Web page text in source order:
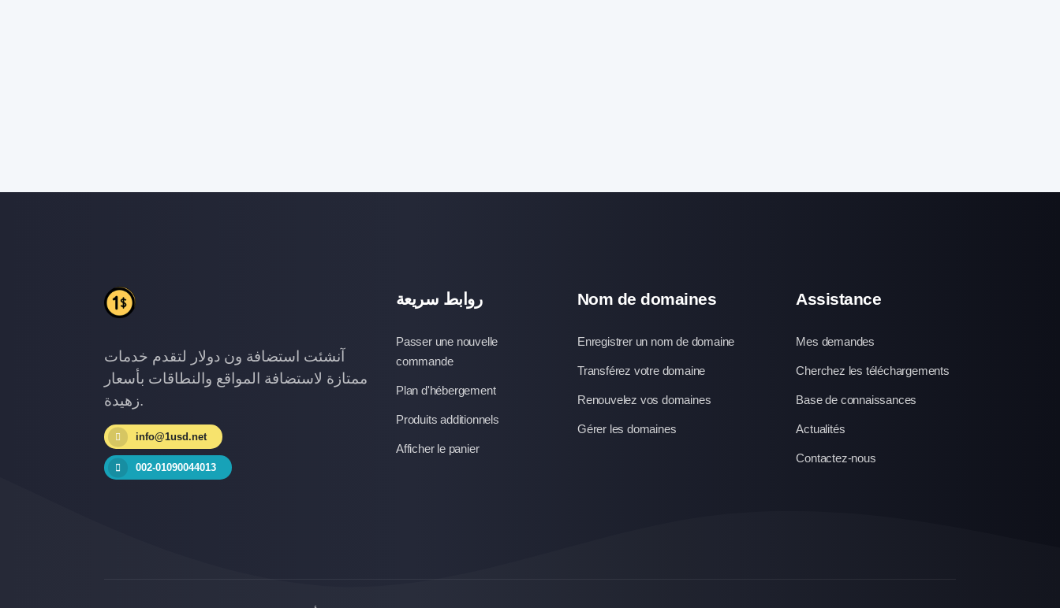
آنشئت استضافة ون دولار لتقدم خدمات
ممتازة لاستضافة المواقع والنطاقات بأسعار
زهيدة.
info@1usd.net
002-01090044013
روابط سريعة
Passer une nouvelle
commande
Plan d'hébergement
Produits additionnels
Afficher le panier
Nom de domaines
Enregistrer un nom de domaine
Transférez votre domaine
Renouvelez vos domaines
Gérer les domaines
Assistance
Mes demandes
Cherchez les téléchargements
Base de connaissances
Actualités
Contactez-nous